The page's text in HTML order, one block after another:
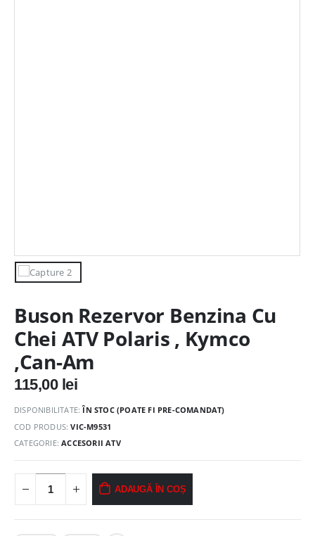
Buson Rezervor Benzina Cu
Chei ATV Polaris , Kymco
,Can-Am
115,00 lei
DISPONIBILITATE:ÎN STOC (POATE FI PRE-COMANDAT)
COD PRODUS:VIC-M9531
CATEGORIE:ACCESORII ATV
ADAUGĂ ÎN COȘ